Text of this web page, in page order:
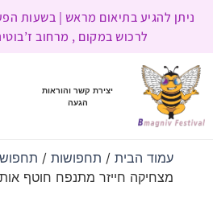
לרכוש במקום , מרחוב ז’בוטינסקי 93,
יצירת קשר והוראות
הגעה
עמוד הבית/ תחפושות/
מצחיקה חייזר מתנפח חוטף